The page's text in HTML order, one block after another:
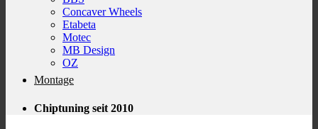
Concaver Wheels
Etabeta
Motec
MB Design
OZ
Montage
Chiptuning seit 2010